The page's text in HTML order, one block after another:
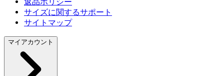
サイズに関するサポート
サイトマップ
マイアカウント